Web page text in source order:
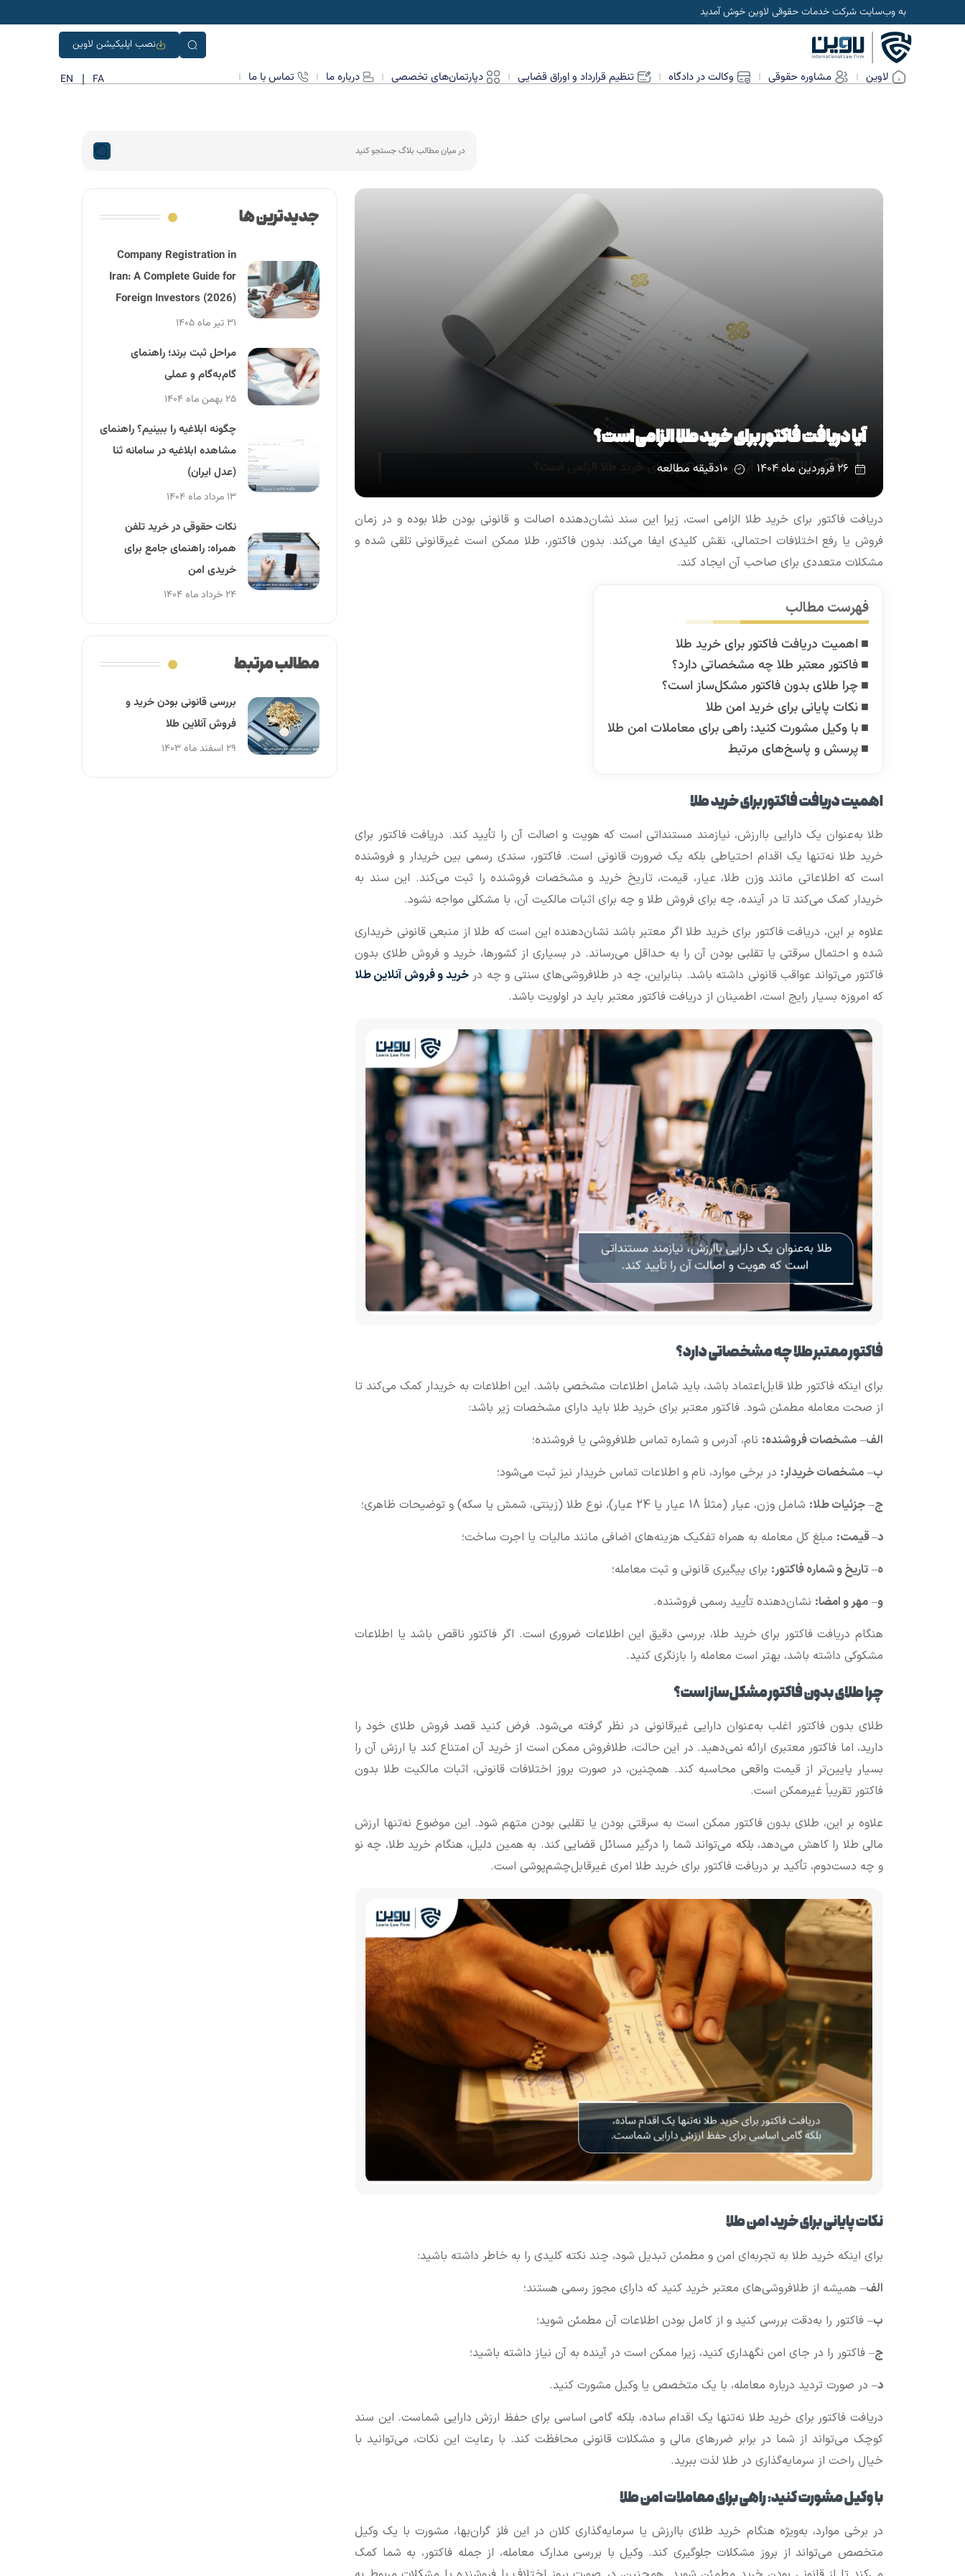
به وب‌سایت شرکت خدمات حقوقی لاوین خوش آمدید
نصب اپلیکیشن لاوین
لاوین مشاوره حقوقی وکالت در دادگاه تنظیم قرارداد و اوراق قضایی دپارتمان‌های تخصصی درباره ما تماس با ما FA
EN
آیا دریافت فاکتور برای خرید طلا الزامی است؟
۲۶ فروردین ماه ۱۴۰۴ ۱۰دقیقه مطالعه
دریافت فاکتور برای خرید طلا الزامی است، زیرا این سند نشان‌دهنده اصالت و قانونی بودن طلا بوده و در زمان
فروش یا رفع اختلافات احتمالی، نقش کلیدی ایفا می‌کند. بدون فاکتور، طلا ممکن است غیرقانونی تلقی شده و
مشکلات متعددی برای صاحب آن ایجاد کند.
فهرست مطالب
اهمیت دریافت فاکتور برای خرید طلا
فاکتور معتبر طلا چه مشخصاتی دارد؟
چرا طلای بدون فاکتور مشکل‌ساز است؟
نکات پایانی برای خرید امن طلا
با وکیل مشورت کنید: راهی برای معاملات امن طلا
پرسش و پاسخ‌های مرتبط
اهمیت دریافت فاکتور برای خرید طلا
طلا به‌عنوان یک دارایی باارزش، نیازمند مستنداتی است که هویت و اصالت آن را تأیید کند. دریافت فاکتور برای
خرید طلا نه‌تنها یک اقدام احتیاطی بلکه یک ضرورت قانونی است. فاکتور، سندی رسمی بین خریدار و فروشنده
است که اطلاعاتی مانند وزن طلا، عیار، قیمت، تاریخ خرید و مشخصات فروشنده را ثبت می‌کند. این سند به
خریدار کمک می‌کند تا در آینده، چه برای فروش طلا و چه برای اثبات مالکیت آن، با مشکلی مواجه نشود.
علاوه بر این، دریافت فاکتور برای خرید طلا اگر معتبر باشد نشان‌دهنده این است که طلا از منبعی قانونی خریداری
شده و احتمال سرقتی یا تقلبی بودن آن را به حداقل می‌رساند. در بسیاری از کشورها، خرید و فروش طلای بدون
فاکتور می‌تواند عواقب قانونی داشته باشد. بنابراین، چه در طلافروشی‌های سنتی و چه درخرید و فروش آنلاین طلا
که امروزه بسیار رایج است، اطمینان از دریافت فاکتور معتبر باید در اولویت باشد.
فاکتور معتبر طلا چه مشخصاتی دارد؟
برای اینکه فاکتور طلا قابل‌اعتماد باشد، باید شامل اطلاعات مشخصی باشد. این اطلاعات به خریدار کمک می‌کند تا
از صحت معامله مطمئن شود. فاکتور معتبر برای خرید طلا باید دارای مشخصات زیر باشد:
الف– مشخصات فروشنده: نام، آدرس و شماره تماس طلافروشی یا فروشنده؛
ب– مشخصات خریدار: در برخی موارد، نام و اطلاعات تماس خریدار نیز ثبت می‌شود؛
ج– جزئیات طلا: شامل وزن، عیار (مثلاً 18 عیار یا 24 عیار)، نوع طلا (زینتی، شمش یا سکه) و توضیحات ظاهری؛
د–قیمت: مبلغ کل معامله به همراه تفکیک هزینه‌های اضافی مانند مالیات یا اجرت ساخت؛
ه– تاریخ و شماره فاکتور: برای پیگیری قانونی و ثبت معامله؛
و– مهر و امضا: نشان‌دهنده تأیید رسمی فروشنده.
هنگام دریافت فاکتور برای خرید طلا، بررسی دقیق این اطلاعات ضروری است. اگر فاکتور ناقص باشد یا اطلاعات
مشکوکی داشته باشد، بهتر است معامله را بازنگری کنید.
چرا طلای بدون فاکتور مشکل‌ساز است؟
طلای بدون فاکتور اغلب به‌عنوان دارایی غیرقانونی در نظر گرفته می‌شود. فرض کنید قصد فروش طلای خود را
دارید، اما فاکتور معتبری ارائه نمی‌دهید. در این حالت، طلافروش ممکن است از خرید آن امتناع کند یا ارزش آن را
بسیار پایین‌تر از قیمت واقعی محاسبه کند. همچنین، در صورت بروز اختلافات قانونی، اثبات مالکیت طلا بدون
فاکتور تقریباً غیرممکن است.
علاوه بر این، طلای بدون فاکتور ممکن است به سرقتی بودن یا تقلبی بودن متهم شود. این موضوع نه‌تنها ارزش
مالی طلا را کاهش می‌دهد، بلکه می‌تواند شما را درگیر مسائل قضایی کند. به همین دلیل، هنگام خرید طلا، چه نو
و چه دست‌دوم، تأکید بر دریافت فاکتور برای خرید طلا امری غیرقابل‌چشم‌پوشی است.
نکات پایانی برای خرید امن طلا
برای اینکه خرید طلا به تجربه‌ای امن و مطمئن تبدیل شود، چند نکته کلیدی را به خاطر داشته باشید:
الف– همیشه از طلافروشی‌های معتبر خرید کنید که دارای مجوز رسمی هستند؛
ب– فاکتور را به‌دقت بررسی کنید و از کامل بودن اطلاعات آن مطمئن شوید؛
ج– فاکتور را در جای امن نگهداری کنید، زیرا ممکن است در آینده به آن نیاز داشته باشید؛
د– در صورت تردید درباره معامله، با یک متخصص یا وکیل مشورت کنید.
دریافت فاکتور برای خرید طلا نه‌تنها یک اقدام ساده، بلکه گامی اساسی برای حفظ ارزش دارایی شماست. این سند
کوچک می‌تواند از شما در برابر ضررهای مالی و مشکلات قانونی محافظت کند. با رعایت این نکات، می‌توانید با
خیال راحت از سرمایه‌گذاری در طلا لذت ببرید.
با وکیل مشورت کنید: راهی برای معاملات امن طلا
در برخی موارد، به‌ویژه هنگام خرید طلای باارزش یا سرمایه‌گذاری کلان در این فلز گران‌بها، مشورت با یک وکیل
متخصص می‌تواند از بروز مشکلات جلوگیری کند. وکیل با بررسی مدارک معامله، از جمله فاکتور، به شما کمک
جدیدترین ها
Company Registration in
Iran: A Complete Guide for
Foreign Investors (2026)
۳۱ تیر ماه ۱۴۰۵
مراحل ثبت برند؛ راهنمای
گام‌به‌گام و عملی
۲۵ بهمن ماه ۱۴۰۴
چگونه ابلاغیه را ببینیم؟ راهنمای
مشاهده ابلاغیه در سامانه ثنا
(عدل ایران)
۱۳ مرداد ماه ۱۴۰۴
نکات حقوقی در خرید تلفن
همراه: راهنمای جامع برای
خریدی امن
۲۴ خرداد ماه ۱۴۰۴
مطالب مرتبط
بررسی قانونی بودن خرید و
فروش آنلاین طلا
۲۹ اسفند ماه ۱۴۰۳